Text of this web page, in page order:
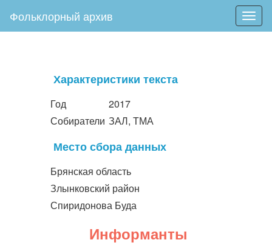
Фольклорный архив
Характеристики текста
Год
2017
Собиратели ЗАЛ, ТМА
Место сбора данных
Брянская область
Злынковский район
Спиридонова Буда
Информанты